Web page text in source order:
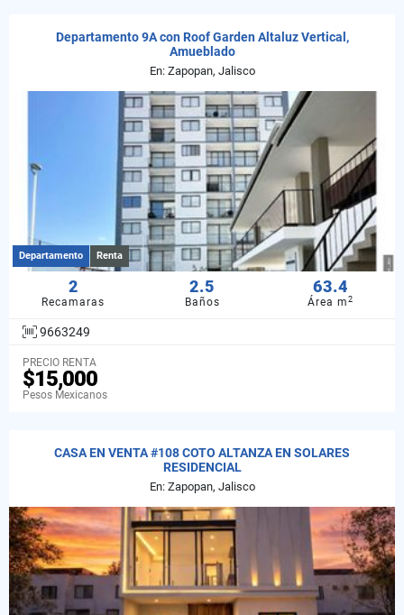
Departamento 9A con Roof Garden Altaluz Vertical,
Amueblado
En: Zapopan, Jalisco
Departamento Renta
2
Recamaras
2.5
Baños
63.4
Área m2
9663249
PRECIO RENTA
$15,000
Pesos Mexicanos
CASA EN VENTA #108 COTO ALTANZA EN SOLARES
RESIDENCIAL
En: Zapopan, Jalisco